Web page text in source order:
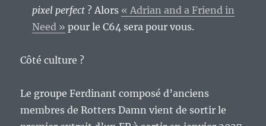
pixel perfect ? Alors « Adrian and a Friend in
Need » pour le C64 sera pour vous.
Côté culture ?
Le groupe Ferdinant composé d’anciens
membres de Rotters Damn vient de sortir le